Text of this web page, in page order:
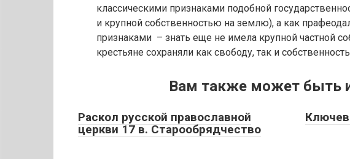
классическими признаками подобной
и крупной собственностью на землю), а как
признаками – знать еще не имела крупной частной
крестьяне сохраняли как свободу, так и
Вам также может быть
Раскол русской православной
церкви 17 в. Старообрядчество